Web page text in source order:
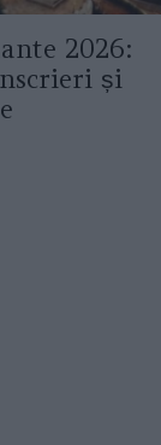
2026:
și